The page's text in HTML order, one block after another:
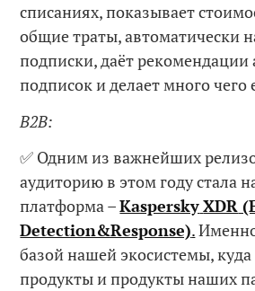
списаниях, показывает
общие траты, автоматически
подписки, даёт рекомендации
подписок и делает много чего
B2В:
✅ Одним из важнейших
аудиторию в этом году стала
платформа –KasperskyXDR
Detection&Response).
базой нашей экосистемы,
продукты и продукты наших